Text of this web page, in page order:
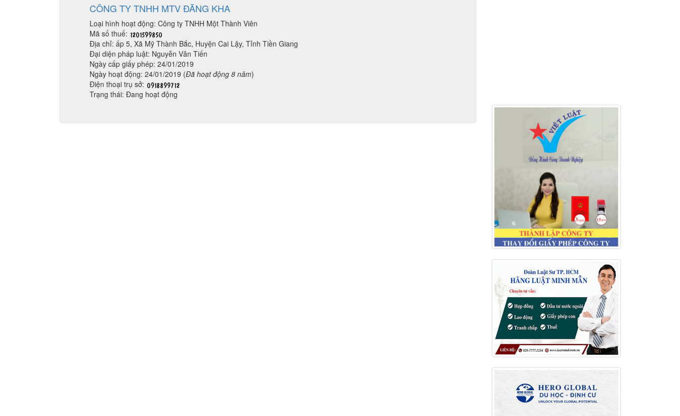
CÔNG TY TNHH MTV ĐĂNG KHA
Loại hình hoạt động: Công ty TNHH Một Thành Viên
Mã số thuế:
Địa chỉ: ấp 5, Xã Mỹ Thành Bắc, Huyện Cai Lậy, Tỉnh Tiền Giang
Đại diện pháp luật: Nguyễn Văn Tiến
Ngày cấp giấy phép: 24/01/2019
Ngày hoạt động: 24/01/2019 (Đã hoạt động 8 năm)
Điện thoại trụ sở:
Trạng thái: Đang hoạt động